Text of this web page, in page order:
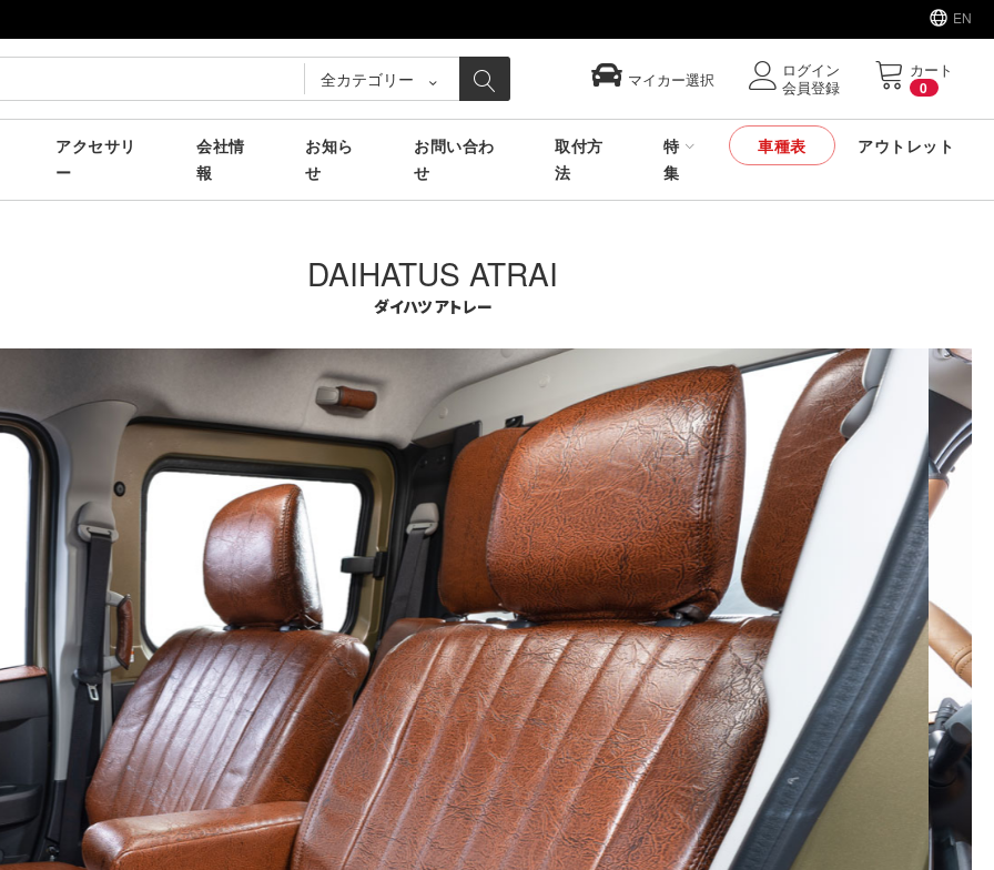
EN
全カテゴリー カート
0
ログイン
会員登録
マイカー選択
アクセサリ
ー
会社情
報
お知ら
せ
お問い合わ
せ
取付方
法
特
集
車種表 アウトレット
DAIHATUS ATRAI
ダイハツ アトレー